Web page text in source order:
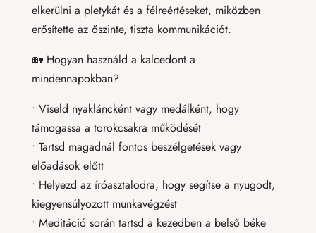
elkerülni a pletykát és a félreértéseket, miközben
erősítette az őszinte, tiszta kommunikációt.
🏡 Hogyan használd a kalcedont a
mindennapokban?
• Viseld nyakláncként vagy medálként, hogy
támogassa a torokcsakra működését
• Tartsd magadnál fontos beszélgetések vagy
előadások előtt
• Helyezd az íróasztalodra, hogy segítse a nyugodt,
kiegyensúlyozott munkavégzést
• Meditáció során tartsd a kezedben a belső béke